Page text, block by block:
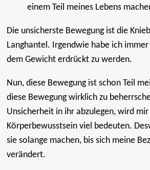
einem Teil meines Lebens
Die unsicherste Bewegung ist die
Langhantel. Irgendwie habe ich
dem Gewicht erdrückt zu werden.
Nun, diese Bewegung ist schon Teil
diese Bewegung wirklich zu
Unsicherheit in ihr abzulegen, wird
Körperbewusstsein viel bedeuten.
sie solange machen, bis sich meine
verändert.